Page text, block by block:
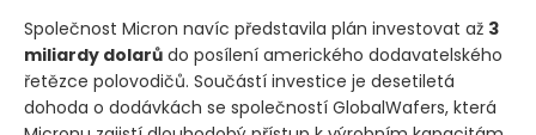
Společnost Micron navíc představila plán investovat až 3
miliardy dolarů do posílení amerického dodavatelského
řetězce polovodičů. Součástí investice je desetiletá
dohoda o dodávkách se společností GlobalWafers, která